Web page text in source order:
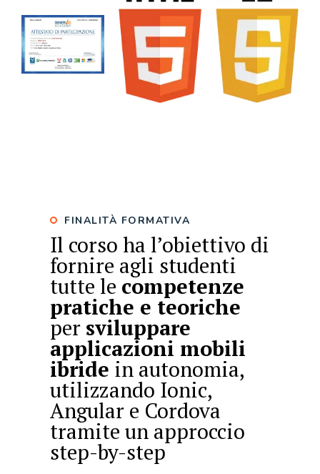
FINALITÀ FORMATIVA
Il corso ha l’obiettivo di
fornire agli studenti
tutte le competenze
pratiche e teoriche
per sviluppare
applicazioni mobili
ibride in autonomia,
utilizzando Ionic,
Angular e Cordova
tramite un approccio
step-by-step